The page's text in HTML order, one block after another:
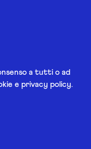
a tutti o ad
e privacy policy.